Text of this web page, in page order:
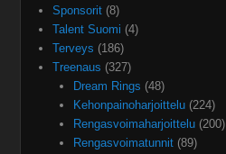
Sponsorit (8)
Talent Suomi (4)
Terveys (186)
Treenaus (327)
Dream Rings (48)
Kehonpainoharjoittelu(224)
Rengasvoimaharjoittelu(200)
Rengasvoimatunnit(89)